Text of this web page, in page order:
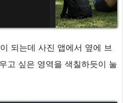
되는데 사진 앱에서 옆에 브
고 싶은 영역을 색칠하듯이 눌